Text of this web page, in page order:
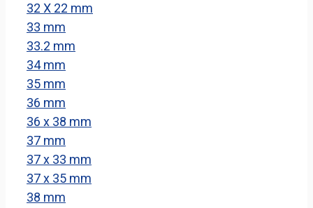
32 X 22 mm
33 mm
33.2 mm
34 mm
35 mm
36 mm
36 x 38 mm
37 mm
37 x 33 mm
37 x 35 mm
38 mm